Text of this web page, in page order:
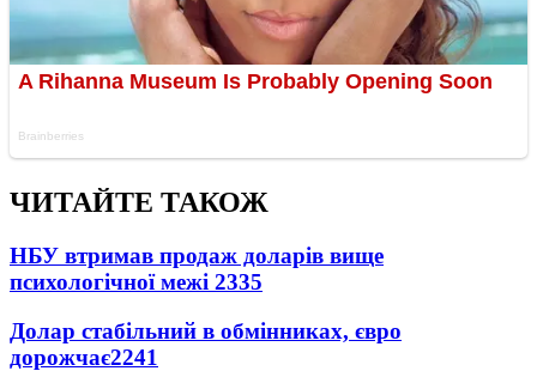
ЧИТАЙТЕ ТАКОЖ
НБУ втримав продаж доларів вище
психологічної межі 2335
Долар стабільний в обмінниках, євро
дорожчає2241